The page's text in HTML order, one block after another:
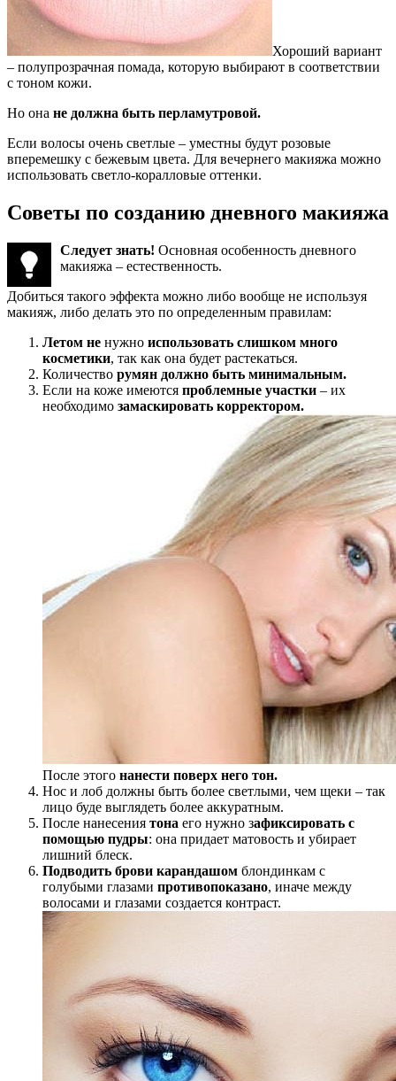
Хороший вариант
– полупрозрачная помада, которую выбирают в соответствии
с тоном кожи.
Но она не должна быть перламутровой.
Если волосы очень светлые – уместны будут розовые
вперемешку с бежевым цвета. Для вечернего макияжа можно
использовать светло-коралловые оттенки.
Советы по созданию дневного макияжа
Следует знать! Основная особенность дневного
макияжа – естественность.
Добиться такого эффекта можно либо вообще не используя
макияж, либо делать это по определенным правилам:
Летом не нужно использовать слишком много
косметики, так как она будет растекаться.
Количество румян должно быть минимальным.
Если на коже имеются проблемные участки – их
необходимо замаскировать корректором.
После этого нанести поверх него тон.
Нос и лоб должны быть более светлыми, чем щеки – так
лицо буде выглядеть более аккуратным.
После нанесения тона его нужно зафиксировать с
помощью пудры: она придает матовость и убирает
лишний блеск.
Подводить брови карандашом блондинкам с
голубыми глазами противопоказано, иначе между
волосами и глазами создается контраст.